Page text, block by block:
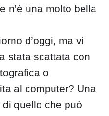
n’è una molto bella
d’oggi, ma vi
stata scattata con
o
al computer? Una
quello che può